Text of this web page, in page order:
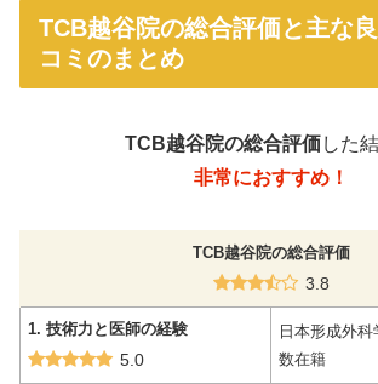
TCB越谷院の総合評価と主な
コミのまとめ
TCB越谷院の総合評価した
非常におすすめ！
TCB越谷院の総合評価
3.8
1. 技術力と医師の経験
5.0
日本形成外
数在籍